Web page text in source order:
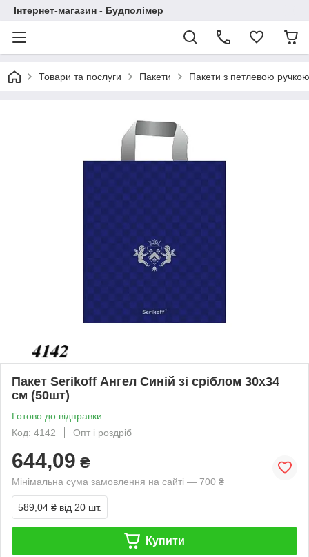
Інтернет-магазин - Будполімер
Товари та послуги Пакети Пакети з петлевою ручкою
Пакет Serikoff Ангел Cиній зі сріблом 30х34
см (50шт)
Готово до відправки
Код: 4142
Опт і роздріб
644,09 ₴
Мінімальна сума замовлення на сайті — 700 ₴
589,04 ₴ від 20 шт.
Купити